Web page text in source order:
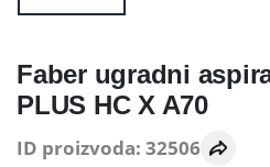
Faber ugradni
PLUS HC X A70
ID proizvoda: 32506